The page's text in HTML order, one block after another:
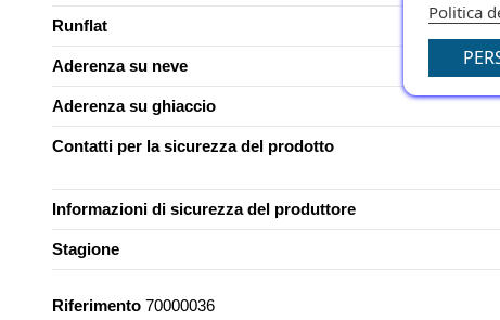
Runflat
Aderenza su neve
Aderenza su ghiaccio
Contatti per la sicurezza del prodotto
Informazioni di sicurezza del produttore
Stagione
Riferimento 70000036
Politica